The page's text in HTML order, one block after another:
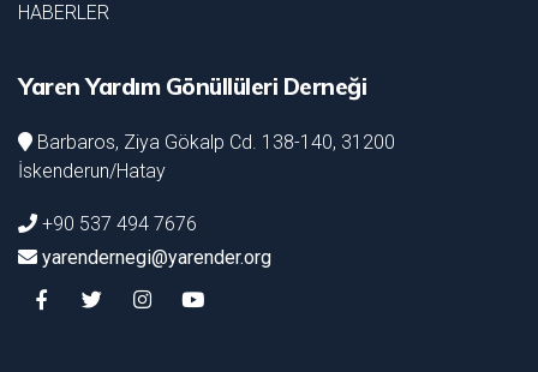
HABERLER
Yaren Yardım Gönüllüleri Derneği
Barbaros, Ziya Gökalp Cd. 138-140, 31200
İskenderun/Hatay
+90 537 494 7676
yarendernegi@yarender.org